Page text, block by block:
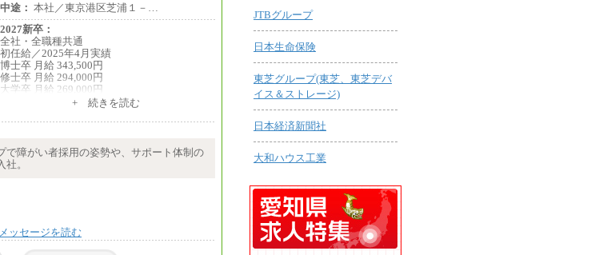
中途： 本社／東京港区芝浦１－…
2027新卒：
全社・全職種共通
初任給／2025年4月実績
博士卒 月給 343,500円
修士卒 月給 294,000円
大学卒 月給 269,000円
※試用期間の給与に変更はございません
中途：
します。
2025年新卒初任給 大学卒／月給 大学卒269,
000円
+ 続きを読む
で障がい者採用の姿勢や、サポート体制の
。
ッセージを読む
JTBグループ
日本生命保険
東芝グループ(東芝、東芝デバ
イス＆ストレージ)
日本経済新聞社
大和ハウス工業